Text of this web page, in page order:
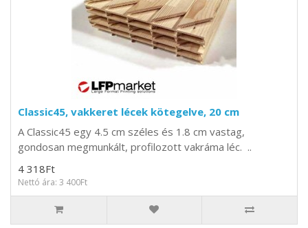
Classic45, vakkeret lécek kötegelve, 20 cm
A Classic45 egy 4.5 cm széles és 1.8 cm vastag,
gondosan megmunkált, profilozott vakráma léc. ..
4 318Ft
Nettó ára: 3 400Ft